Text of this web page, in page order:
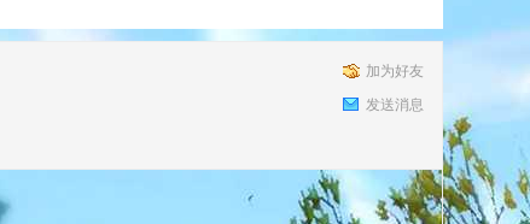
加为好友
发送消息